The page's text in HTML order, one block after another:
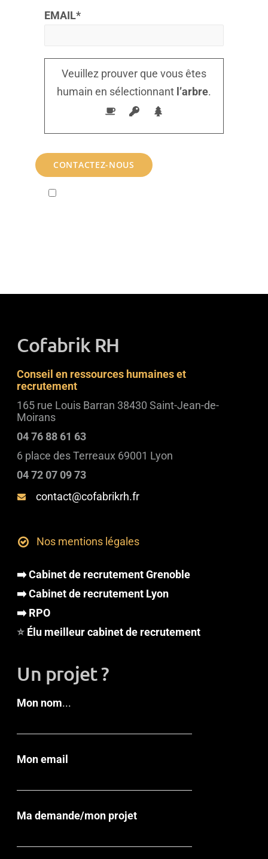
EMAIL*
Veuillez prouver que vous êtes
humain en sélectionnant l’arbre.
Cofabrik RH
Conseil en ressources humaines et
recrutement
165 rue Louis Barran 38430 Saint-Jean-de-
Moirans
04 76 88 61 63
6 place des Terreaux 69001 Lyon
04 72 07 09 73
contact@cofabrikrh.fr
Nos mentions légales
➡️ Cabinet de recrutement Grenoble
➡️ Cabinet de recrutement Lyon
➡️ RPO
⭐ Élu meilleur cabinet de recrutement
Un projet ?
Mon nom...
Mon email
Ma demande/mon projet